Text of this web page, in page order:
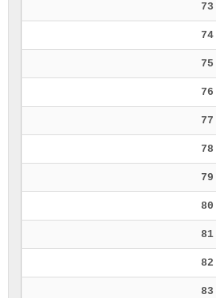
73
74
75
76
77
78
79
80
81
82
83